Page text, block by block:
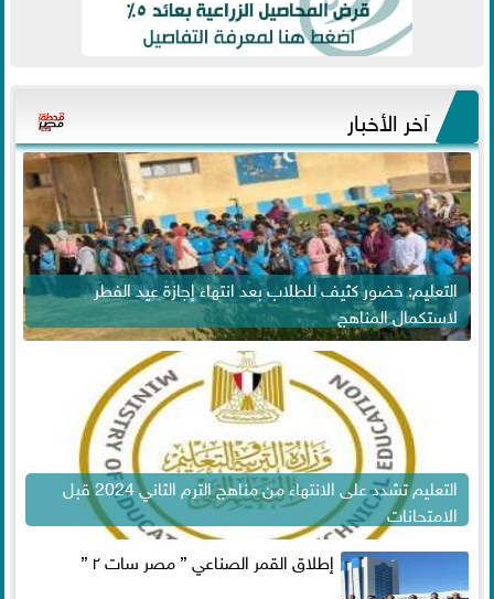
آخر الأخبار
التعليم: حضور كثيف للطلاب بعد انتهاء إجازة عيد الفطر
لاستكمال المناهج
التعليم تشدد على الانتهاء من مناهج الترم الثاني 2024 قبل
الامتحانات
إطلاق القمر الصناعي ” مصر سات ٢ ”